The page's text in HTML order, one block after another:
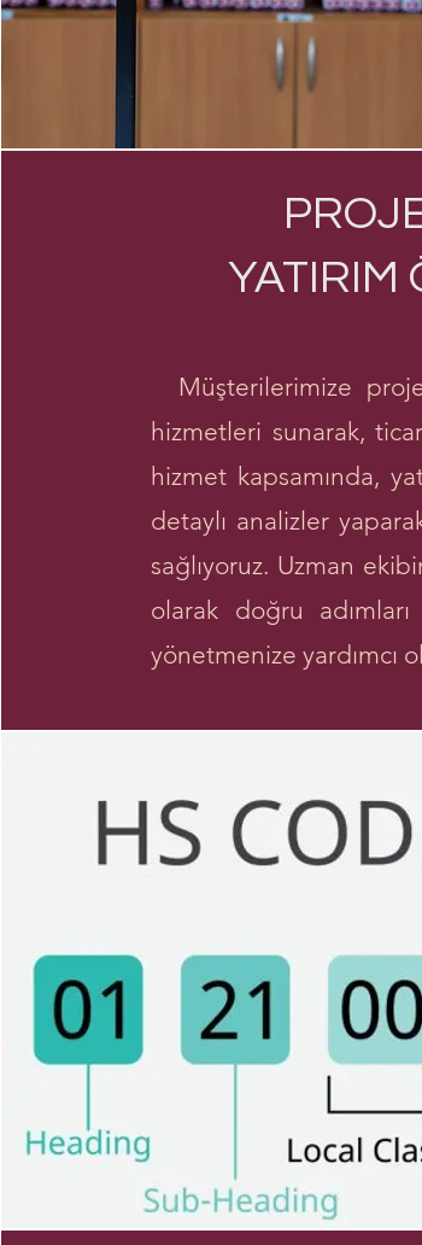
YATIRIM
Müşterilerimize proje
hizmetleri sunarak,
hizmet kapsamında,
detaylı analizler
sağlıyoruz. Uzman
olarak doğru
yönetmenize yardımcı